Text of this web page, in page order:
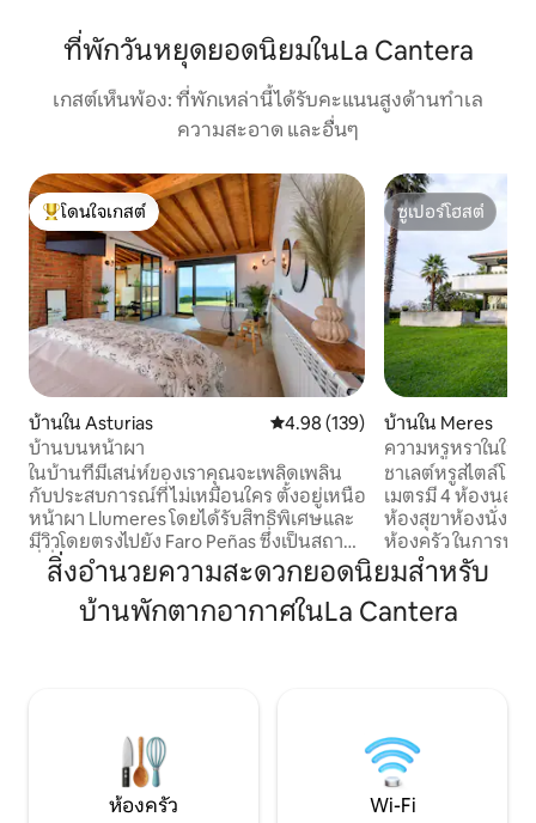
ที่พักวันหยุดยอดนิยมในLa Cantera
เกสต์เห็นพ้อง: ที่พักเหล่านี้ได้รับคะแนนสูงด้านทำเล
ความสะอาด และอื่นๆ
โดนใจเกสต์ที่สุด
โดนใจเกสต์
บ้านใน Asturias คะแนนเฉลี่ย 4.98 จาก 5, 139 รีวิว
4.98 (139)
บ้านบนหน้าผา
ในบ้านที่มีเสน่ห์ของเราคุณจะเพลิดเพลิน
กับประสบการณ์ที่ไม่เหมือนใคร ตั้งอยู่เหนือ
หน้าผา Llumeres โดยได้รับสิทธิพิเศษและ
มีวิวโดยตรงไปยัง Faro Peñas ซึ่งเป็นสถาน
ที่ที่น่าสนใจและความต้องการใน
Principality of Asturias ประกอบด้วยห้อง
นั่งเล่นที่กว้างขวางและห้องครัวที่มีอุปกรณ์
ที่ยอดเยี่ยม ทะเลและภูเขา
ซูเปอร์โฮสต์
ซูเปอร์โฮสต์
บ้านใน Meres
ความหรูหราในใจ
ชาเลต์หรูสไตล์โม
เมตรมี 4 ห้องนอน
ห้องสุขาห้องนั่งเล่
ห้องครัว ในการพั
รอบขอบชิดประก
แห่งตั้งอยู่ห่างจาก
จาก Gijón และ
เหมาะสำหรับครอ
สิ่งอำนวยความสะดวกยอดนิยมสำหรับ
บ้านพักตากอากาศในLa Cantera
ห้องครัว Wi-Fi